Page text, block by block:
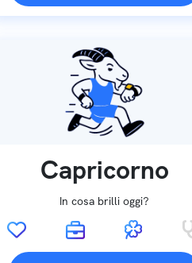
Capricorno
In cosa brilli oggi?